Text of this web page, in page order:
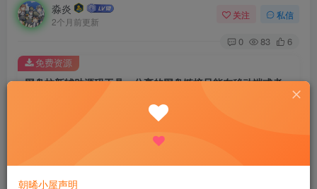
淼炎
2个月前更新
关注 私信
0 83 6
网盘拉新辅助源码工具，分享的网盘链接只能在移动端或者手机打开！
登录查看
免费资源
这期分享的工具和网盘的拉新和转存有关，站长们分享资源
朝晞小屋声明